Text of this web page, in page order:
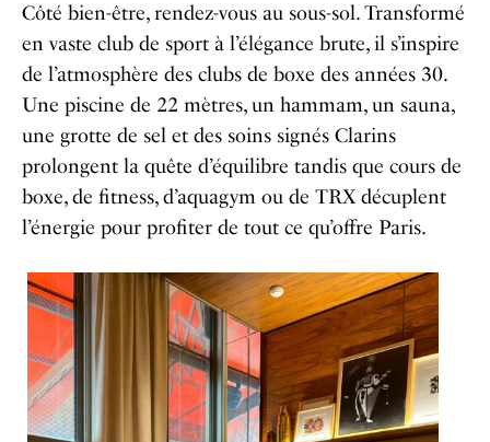
Côté bien-être, rendez-vous au sous-sol. Transformé
en vaste club de sport à l’élégance brute, il s’inspire
de l’atmosphère des clubs de boxe des années 30.
Une piscine de 22 mètres, un hammam, un sauna,
une grotte de sel et des soins signés Clarins
prolongent la quête d’équilibre tandis que cours de
boxe, de fitness, d’aquagym ou de TRX décuplent
l’énergie pour profiter de tout ce qu’offre Paris.